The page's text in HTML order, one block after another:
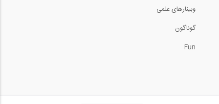
وبینارهای علمی
گوناگون
Fun